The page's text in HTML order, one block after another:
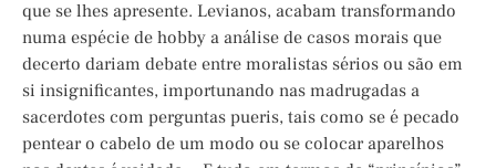
que se lhes apresente. Levianos, acabam transformando
numa espécie de hobby a análise de casos morais que
decerto dariam debate entre moralistas sérios ou são em
si insignificantes, importunando nas madrugadas a
sacerdotes com perguntas pueris, tais como se é pecado
pentear o cabelo de um modo ou se colocar aparelhos